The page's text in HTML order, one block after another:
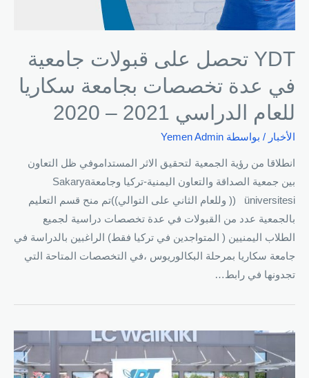
YDT تحصل على قبولات جامعية
في عدة تخصصات بجامعة سكاريا
للعام الدراسي 2021 – 2020
الأخبار / بواسطة Yemen Admin
انطلاقا من رؤية الجمعية لتحقيق الاثر المستداموفي ظل التعاون
بين جمعية الصداقة والتعاون اليمنية-تركيا وجامعةSakarya
üniversitesi (( وللعام الثاني على التوالي))تم منح قسم التعليم
بالجمعية عدد من القبولات في عدة تخصصات دراسية لجميع
الطلاب اليمنيين ( المتواجدين في تركيا فقط) الراغبين بالدراسة في
جامعة سكاريا بمرحلة البكالوريوس ،في التخصصات المتاحة التي
تجدونها في رابط…